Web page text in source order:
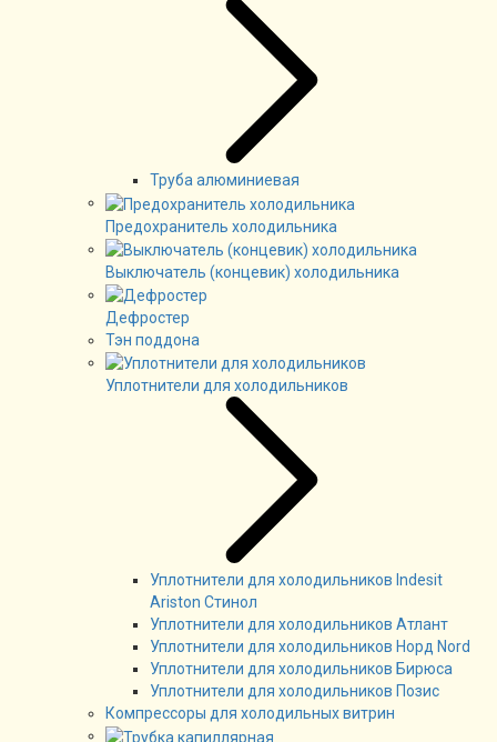
Труба алюминиевая
Предохранитель холодильника
Выключатель (концевик) холодильника
Дефростер
Тэн поддона
Уплотнители для холодильников
Уплотнители для холодильников Indesit
Ariston Стинол
Уплотнители для холодильников Атлант
Уплотнители для холодильников Норд Nord
Уплотнители для холодильников Бирюса
Уплотнители для холодильников Позис
Компрессоры для холодильных витрин